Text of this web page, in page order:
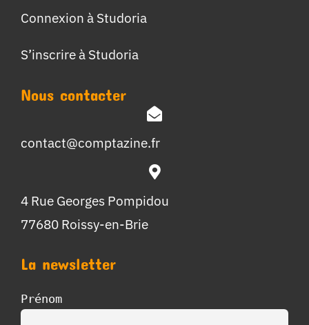
Connexion à Studoria
S’inscrire à Studoria
Nous contacter
contact@comptazine.fr
4 Rue Georges Pompidou
77680 Roissy-en-Brie
La newsletter
Prénom